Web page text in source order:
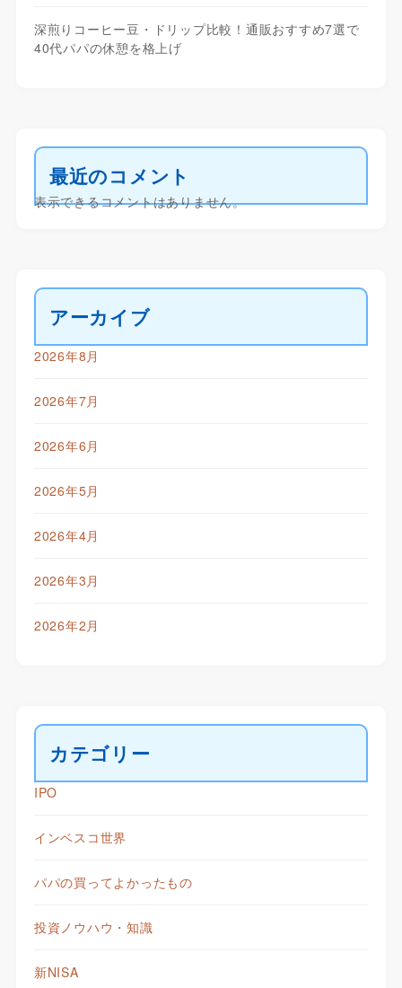
深煎りコーヒー豆・ドリップ比較！通販おすすめ7選で
40代パパの休憩を格上げ
最近のコメント
表示できるコメントはありません。
アーカイブ
2026年8月
2026年7月
2026年6月
2026年5月
2026年4月
2026年3月
2026年2月
カテゴリー
IPO
インベスコ世界
パパの買ってよかったもの
投資ノウハウ・知識
新NISA